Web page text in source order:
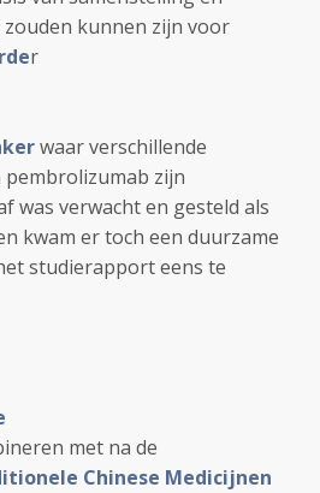
kunnen zijn voor
r
waar verschillende
zijn
was verwacht en gesteld als
kwam er toch een duurzame
studierapport eens te
met na de
Chinese Medicijnen